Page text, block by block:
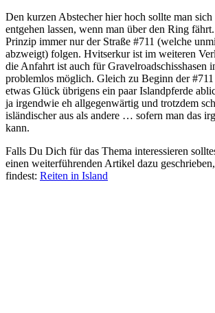
Den kurzen Abstecher hier hoch sollte man
entgehen lassen, wenn man über den Ring
Prinzip immer nur der Straße #711 (welche
abzweigt) folgen. Hvitserkur ist im weiteren
die Anfahrt ist auch für Gravelroadschisshasen
problemlos möglich. Gleich zu Beginn der
etwas Glück übrigens ein paar Islandpferde
ja irgendwie eh allgegenwärtig und trotzdem
isländischer aus als andere … sofern man das
kann.
Falls Du Dich für das Thema interessieren
einen weiterführenden Artikel dazu
findest: Reiten in Island